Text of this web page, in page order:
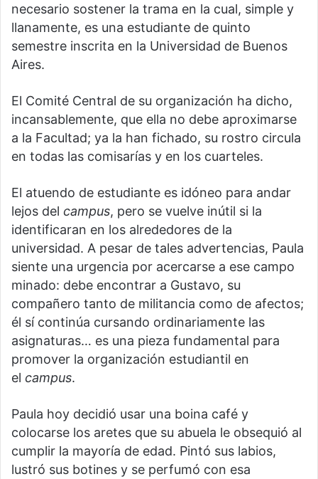
necesario sostener la trama en la cual, simple y
llanamente, es una estudiante de quinto
semestre inscrita en la Universidad de Buenos
Aires.
El Comité Central de su organización ha dicho,
incansablemente, que ella no debe aproximarse
a la Facultad; ya la han fichado, su rostro circula
en todas las comisarías y en los cuarteles.
El atuendo de estudiante es idóneo para andar
lejos del campus, pero se vuelve inútil si la
identificaran en los alrededores de la
universidad. A pesar de tales advertencias, Paula
siente una urgencia por acercarse a ese campo
minado: debe encontrar a Gustavo, su
compañero tanto de militancia como de afectos;
él sí continúa cursando ordinariamente las
asignaturas… es una pieza fundamental para
promover la organización estudiantil en
el campus.
Paula hoy decidió usar una boina café y
colocarse los aretes que su abuela le obsequió al
cumplir la mayoría de edad. Pintó sus labios,
lustró sus botines y se perfumó con esa